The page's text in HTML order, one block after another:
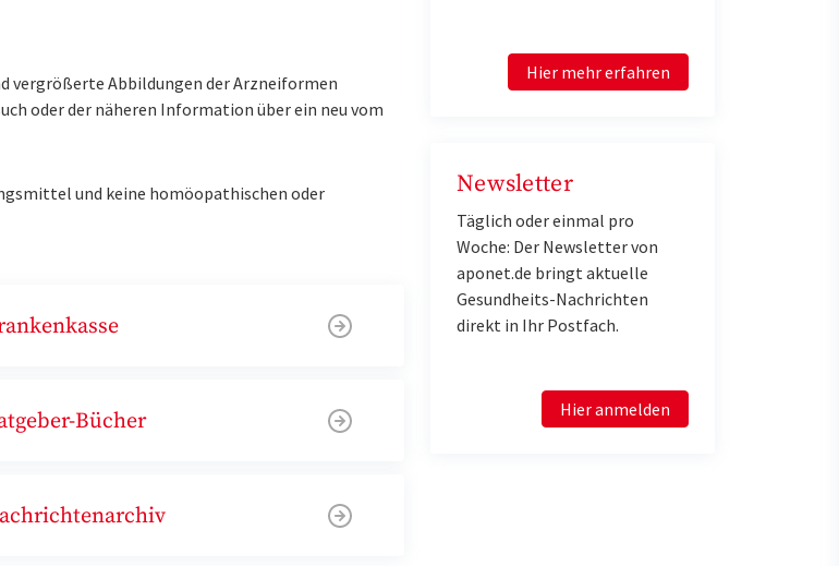
vergrößerte Abbildungen der Arzneiformen
oder der näheren Information über ein neu vom
und keine homöopathischen oder
Bücher
Hier mehr erfahren
Newsletter
Täglich oder einmal pro
Woche: Der Newsletter von
aponet.de bringt aktuelle
Gesundheits-Nachrichten
direkt in Ihr Postfach.
Hier anmelden